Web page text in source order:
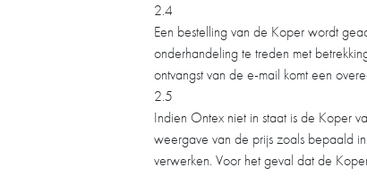
2.4
Een bestelling van de Koper wordt
onderhandeling te treden met
ontvangst van de e-mail komt een
2.5
Indien Ontex niet in staat is de Koper
weergave van de prijs zoals bepaald
verwerken. Voor het geval dat de